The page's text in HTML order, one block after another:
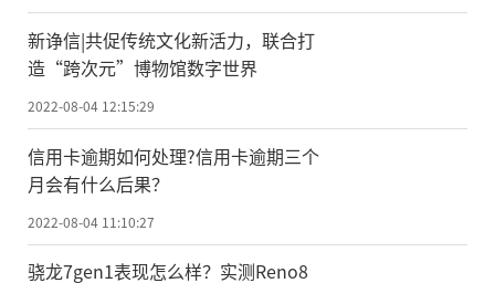
新诤信|共促传统文化新活力，联合打
造“跨次元”博物馆数字世界
2022-08-04 12:15:29
信用卡逾期如何处理?信用卡逾期三个
月会有什么后果？
2022-08-04 11:10:27
骁龙7gen1表现怎么样？实测Reno8